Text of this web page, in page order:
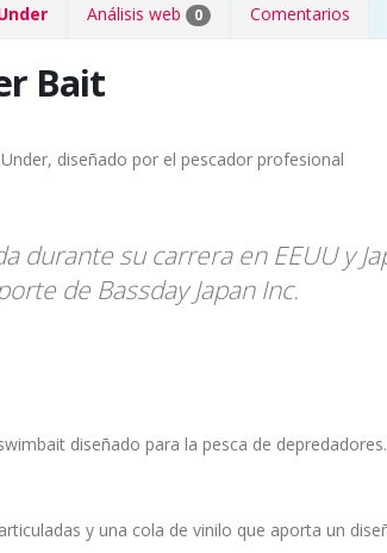
Análisis web 0 Comentarios
Bait
diseñado por el pescador profesional
durante su carrera en EEUU y
de Bassday Japan Inc.
diseñado para la pesca de
y una cola de vinilo que aporta un